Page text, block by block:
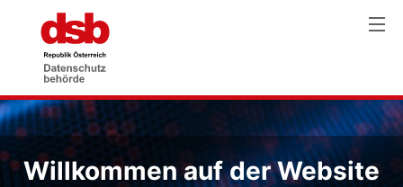
Willkommen auf der Website